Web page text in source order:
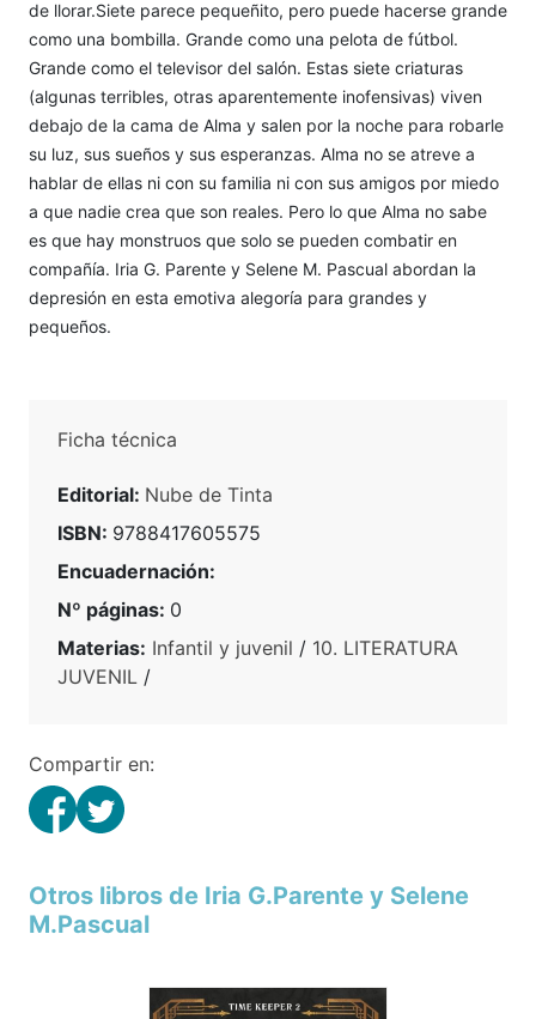
de llorar.Siete parece pequeñito, pero puede hacerse grande
como una bombilla. Grande como una pelota de fútbol.
Grande como el televisor del salón. Estas siete criaturas
(algunas terribles, otras aparentemente inofensivas) viven
debajo de la cama de Alma y salen por la noche para robarle
su luz, sus sueños y sus esperanzas. Alma no se atreve a
hablar de ellas ni con su familia ni con sus amigos por miedo
a que nadie crea que son reales. Pero lo que Alma no sabe
es que hay monstruos que solo se pueden combatir en
compañía. Iria G. Parente y Selene M. Pascual abordan la
depresión en esta emotiva alegoría para grandes y
pequeños.
Ficha técnica
Editorial: Nube de Tinta
ISBN: 9788417605575
Encuadernación:
Nº páginas: 0
Materias: Infantil y juvenil / 10. LITERATURA
JUVENIL /
Compartir en:
Otros libros de Iria G.Parente y Selene
M.Pascual